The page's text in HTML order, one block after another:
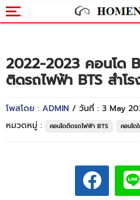
2022-2023 คอนโด
ติดรถไฟฟ้า BTS สำโร
โพสโดย : ADMIN / วันที่ : 3 May
หมวดหมู่ :
คอนโดติดรถไฟฟ้า BTS คอนโด